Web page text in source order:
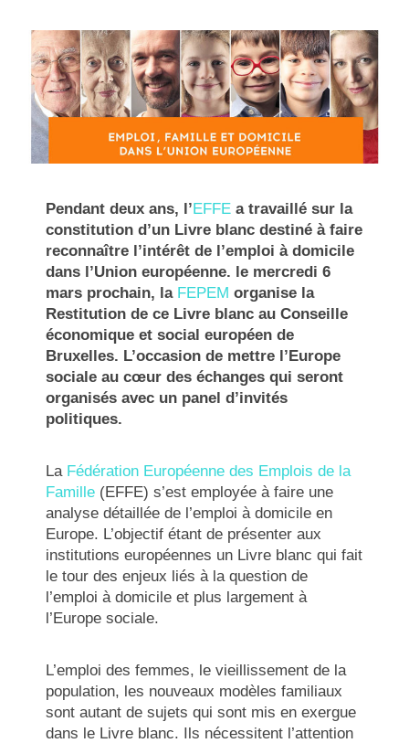
Pendant deux ans, l’EFFE a travaillé sur la
constitution d’un Livre blanc destiné à faire
reconnaître l’intérêt de l’emploi à domicile
dans l’Union européenne. le mercredi 6
mars prochain, la FEPEM organise la
Restitution de ce Livre blanc au Conseille
économique et social européen de
Bruxelles. L’occasion de mettre l’Europe
sociale au cœur des échanges qui seront
organisés avec un panel d’invités
politiques.
La Fédération Européenne des Emplois de la
Famille (EFFE) s’est employée à faire une
analyse détaillée de l’emploi à domicile en
Europe. L’objectif étant de présenter aux
institutions européennes un Livre blanc qui fait
le tour des enjeux liés à la question de
l’emploi à domicile et plus largement à
l’Europe sociale.
L’emploi des femmes, le vieillissement de la
population, les nouveaux modèles familiaux
sont autant de sujets qui sont mis en exergue
dans le Livre blanc. Ils nécessitent l’attention